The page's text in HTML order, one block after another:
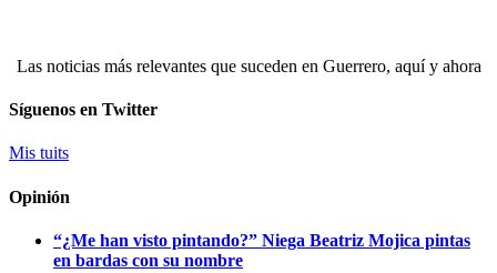
Las noticias más relevantes que suceden en Guerrero, aquí y ahora
Síguenos en Twitter
Mis tuits
Opinión
“¿Me han visto pintando?” Niega Beatriz Mojica pintas
en bardas con su nombre